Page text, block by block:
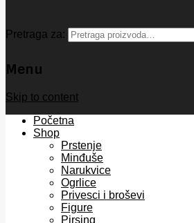
Pretraga za:
Menu
Skip to content
Početna
Shop
Prstenje
Minđuše
Narukvice
Ogrlice
Privesci i broševi
Figure
Pirsing